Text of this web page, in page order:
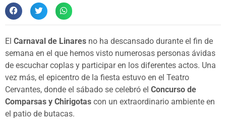
El Carnaval de Linares no ha descansado durante el fin de
semana en el que hemos visto numerosas personas ávidas
de escuchar coplas y participar en los diferentes actos. Una
vez más, el epicentro de la fiesta estuvo en el Teatro
Cervantes, donde el sábado se celebró el Concurso de
Comparsas y Chirigotas con un extraordinario ambiente en
el patio de butacas.